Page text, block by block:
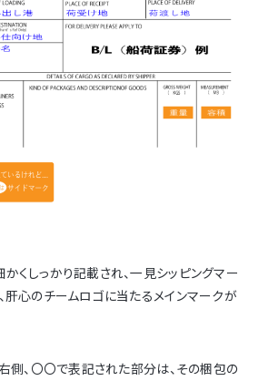
くしっかり記載され、一見シッピングマー
肝心のチームロゴに当たるメインマークが
右側、〇〇で表記された部分は、その梱包の